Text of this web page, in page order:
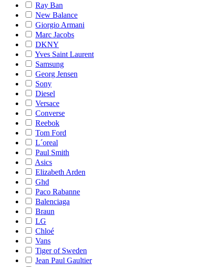
Ray Ban
New Balance
Giorgio Armani
Marc Jacobs
DKNY
Yves Saint Laurent
Samsung
Georg Jensen
Sony
Diesel
Versace
Converse
Reebok
Tom Ford
L´oreal
Paul Smith
Asics
Elizabeth Arden
Ghd
Paco Rabanne
Balenciaga
Braun
LG
Chloé
Vans
Tiger of Sweden
Jean Paul Gaultier